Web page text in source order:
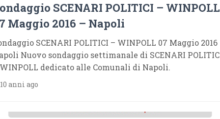
SCENARI POLITICI – WINPOLL
Maggio 2016 – Napoli
SCENARI POLITICI – WINPOLL 07 Maggio 2016
Nuovo sondaggio settimanale di SCENARI
dedicato alle Comunali di Napoli.
anni ago